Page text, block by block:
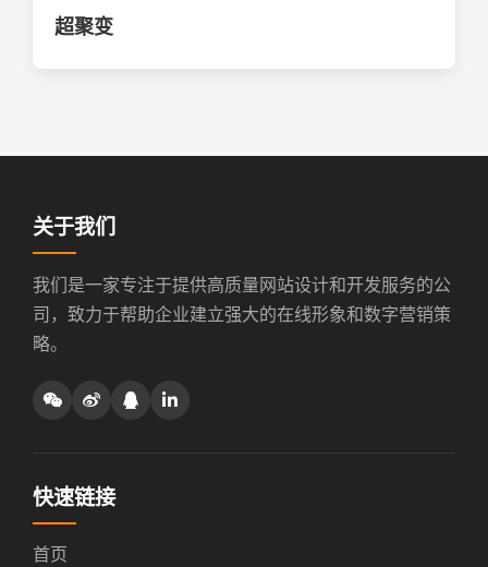
超聚变
关于我们
我们是一家专注于提供高质量网站设计和开发服务的公
司，致力于帮助企业建立强大的在线形象和数字营销策
略。
快速链接
首页